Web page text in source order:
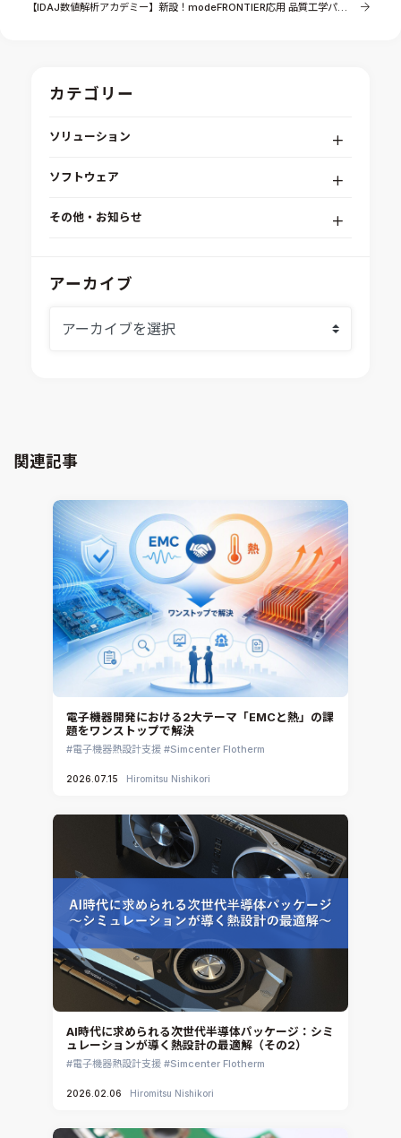
【IDAJ数値解析アカデミー】新設！modeFRONTIER応用 品質工学パラメータ設計編
カテゴリー
ソリューション
組込みソフトウェア開発プラットフォーム
システムシミュレーション
CAD連携・CAE業務支援
MBDプロセス構築コンサルティング
CAEエンジニアリングコンサルティング
音響設計
CAE分野におけるAIコンサルティング
システム構築と開発
ソフトウェア
modeFRONTIER
Ansys SCADE
Virtual Environment
CONVERGE
iconCFD
SIMULIA Abaqus Unified FEA
Simcenter Flotherm
Simcenter Flotherm XT
Ansys Electronics
DEMITASNX
Simcenter 3D Acoustics
Rocky
CATIA V5 Analysis
Ansys EnSight
DEP MeshWorks
ennovaCFD
Ansys Granta MI
Ansys Granta Selector
その他・お知らせ
IDAJからのお知らせ
アーカイブ
関連記事
電子機器開発における2大テーマ「EMCと熱」の課
題をワンストップで解決
電子機器熱設計支援 Simcenter Flotherm
2026.07.15 Hiromitsu Nishikori
AI時代に求められる次世代半導体パッケージ：シミ
ュレーションが導く熱設計の最適解（その2）
電子機器熱設計支援 Simcenter Flotherm
2026.02.06 Hiromitsu Nishikori